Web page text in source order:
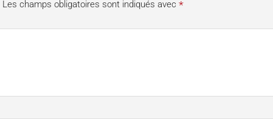
Les champs obligatoires sont indiqués avec*